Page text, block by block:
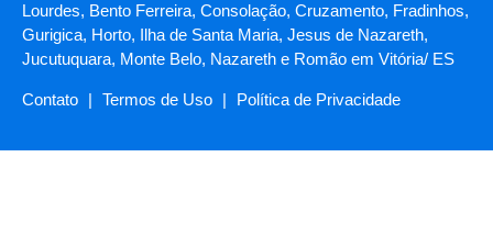
Lourdes, Bento Ferreira, Consolação, Cruzamento, Fradinhos,
Gurigica, Horto, Ilha de Santa Maria, Jesus de Nazareth,
Jucutuquara, Monte Belo, Nazareth e Romão em Vitória/ ES
Contato | Termos de Uso | Política de Privacidade